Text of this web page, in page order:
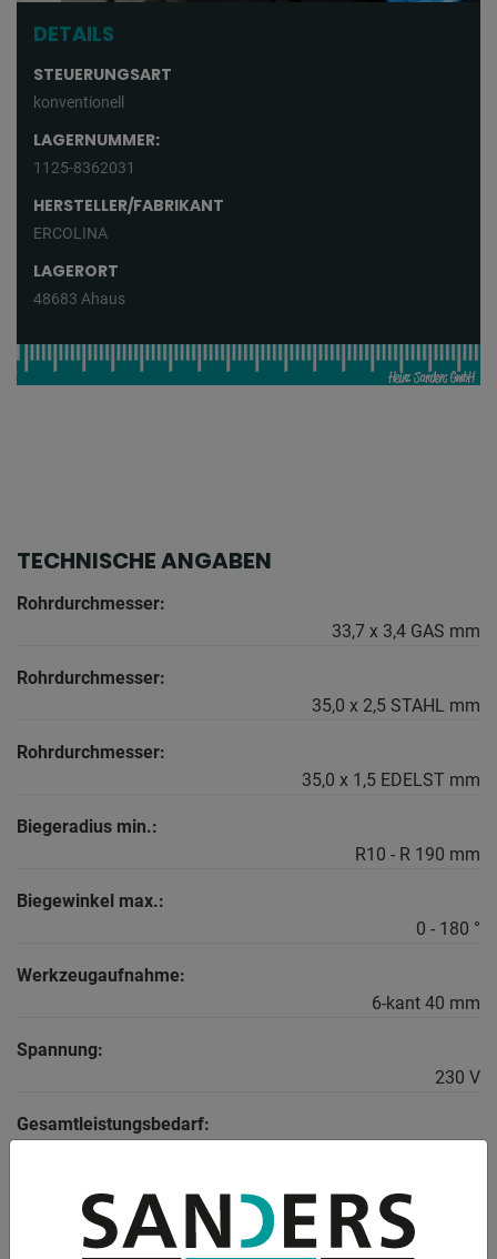
DETAILS
STEUERUNGSART
konventionell
LAGERNUMMER:
1125-8362031
HERSTELLER/FABRIKANT
ERCOLINA
LAGERORT
48683 Ahaus
TECHNISCHE ANGABEN
Rohrdurchmesser:
33,7 x 3,4 GAS mm
Rohrdurchmesser:
35,0 x 2,5 STAHL mm
Rohrdurchmesser:
35,0 x 1,5 EDELST mm
Biegeradius min.:
R10 - R 190 mm
Biegewinkel max.:
0 - 180 °
Werkzeugaufnahme:
6-kant 40 mm
Spannung:
230 V
Gesamtleistungsbedarf:
Maschinengewicht ca.: